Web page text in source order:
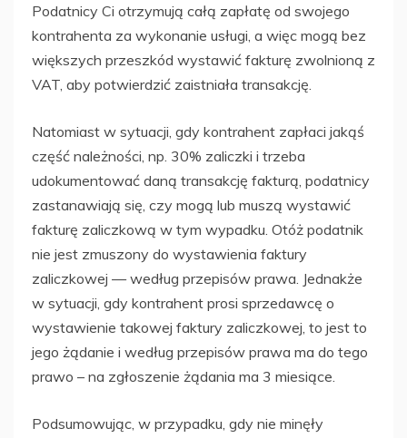
Podatnicy Ci otrzymują całą zapłatę od swojego
kontrahenta za wykonanie usługi, a więc mogą bez
większych przeszkód wystawić fakturę zwolnioną z
VAT, aby potwierdzić zaistniała transakcję.
Natomiast w sytuacji, gdy kontrahent zapłaci jakąś
część należności, np. 30% zaliczki i trzeba
udokumentować daną transakcję fakturą, podatnicy
zastanawiają się, czy mogą lub muszą wystawić
fakturę zaliczkową w tym wypadku. Otóż podatnik
nie jest zmuszony do wystawienia faktury
zaliczkowej — według przepisów prawa. Jednakże
w sytuacji, gdy kontrahent prosi sprzedawcę o
wystawienie takowej faktury zaliczkowej, to jest to
jego żądanie i według przepisów prawa ma do tego
prawo – na zgłoszenie żądania ma 3 miesiące.
Podsumowując, w przypadku, gdy nie minęły